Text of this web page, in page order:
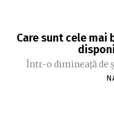
Care sunt cele mai
Într-o dimineață de